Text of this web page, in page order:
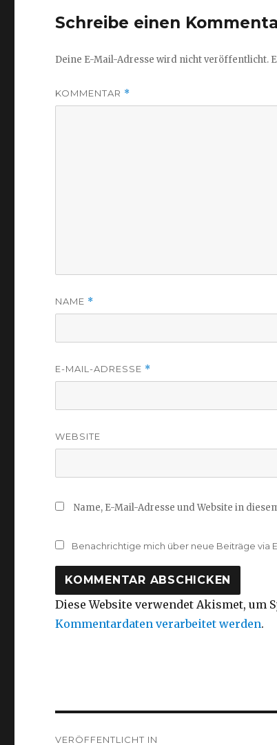
Schreibe einen
Deine E-Mail-Adresse wird nicht veröffentlicht.
KOMMENTAR *
NAME *
E-MAIL-ADRESSE *
WEBSITE
Name, E-Mail-Adresse und Website in
Benachrichtige mich über neue Beiträge via
Diese Website verwendet Akismet, um
Kommentardaten verarbeitet werden.
VERÖFFENTLICHT IN